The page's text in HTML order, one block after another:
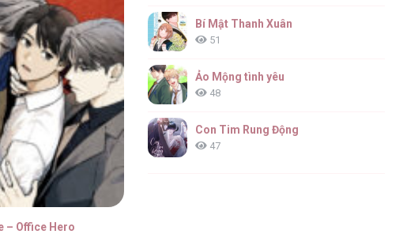
– Office Hero
Bí Mật Thanh Xuân
51
Ảo Mộng tình yêu
48
Con Tim Rung Động
47